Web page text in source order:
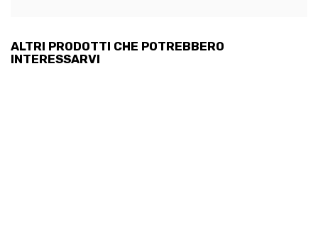
ALTRI PRODOTTI CHE POTREBBERO
INTERESSARVI